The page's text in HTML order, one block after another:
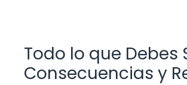
Todo lo que Debes
Consecuencias y